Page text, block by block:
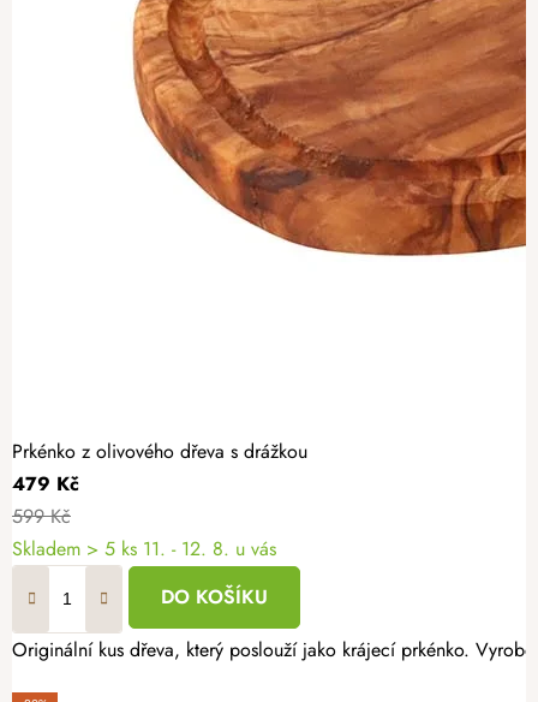
Prkénko z olivového dřeva s drážkou
479 Kč
599 Kč
Skladem > 5 ks 11. - 12. 8. u vás
DO KOŠÍKU
Originální kus dřeva, který poslouží jako krájecí prkénko.